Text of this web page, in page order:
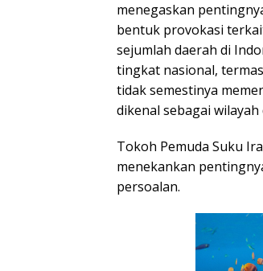
menegaskan
bentuk provokasi
sejumlah daerah di
tingkat nasional,
tidak semestinya
dikenal sebagai
Tokoh Pemuda Suku
menekankan
persoalan.